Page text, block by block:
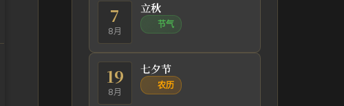
7
8月
立秋
节气
19
8月
七夕节
农历